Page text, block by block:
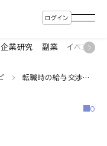
ログイン
企業研究 副業 イベント
転職時の給与交渉対策｜成功させるためのポイントとNG行動
0